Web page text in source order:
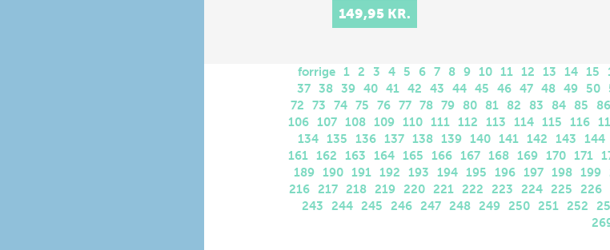
149,95 KR.
forrige 1 2 3 4 5 6 7 8 9 10 11 12 13 14 15
37 38 39 40 41 42 43 44 45 46 47 48 49 50
72
73 74 75 76 77 78 79 80 81 82 83 84 85 86
106 107 108 109 110 111 112 113 114 115 116
134 135 136 137 138 139 140 141 142 143 144
161 162 163 164 165 166 167 168 169 170 171
189 190 191 192 193 194 195 196 197 198 199
216 217 218 219 220 221 222 223 224 225 226
243
244 245 246 247 248 249 250 251 252